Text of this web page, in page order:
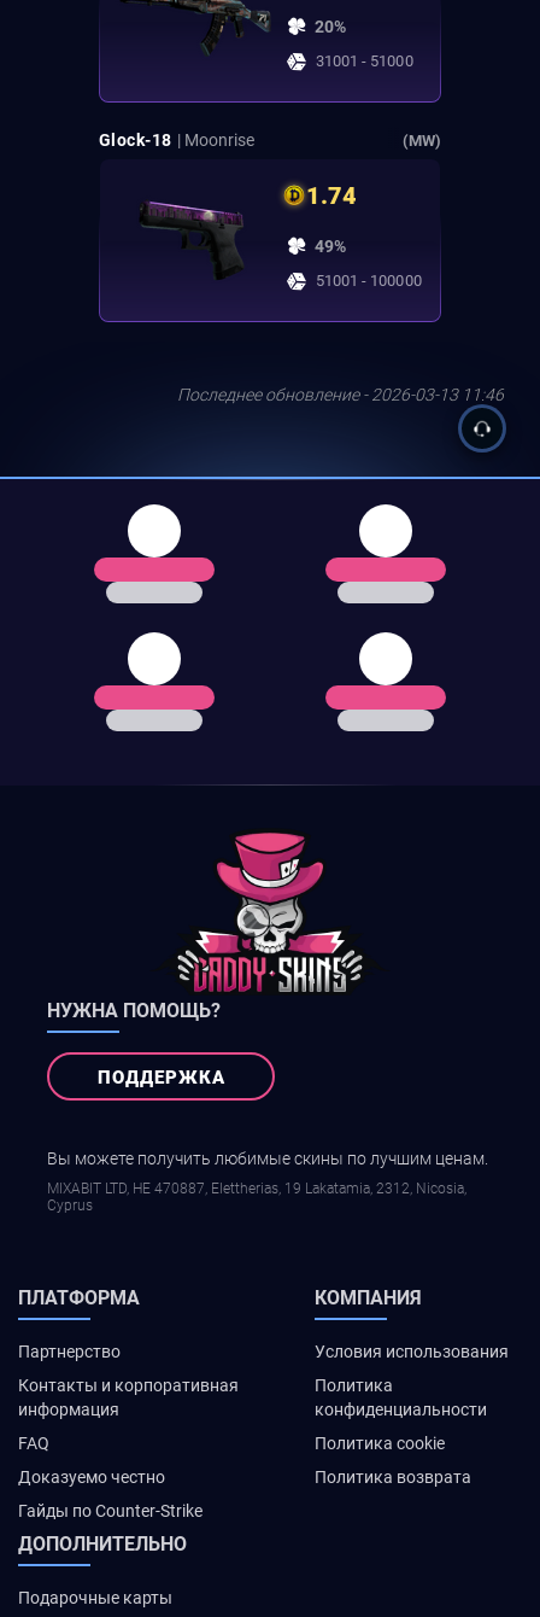
20%
31001 - 51000
Glock-18 | Moonrise (MW)
1.74
49%
51001 - 100000
Последнее обновление - 2026-03-13 11:46
НУЖНА ПОМОЩЬ?
ПОДДЕРЖКА
Вы можете получить любимые скины по лучшим ценам.
MIXABIT LTD, ΗΕ 470887, Elettherias, 19 Lakatamia, 2312, Nicosia,
Cyprus
ПЛАТФОРМА
Партнерство
Контакты и корпоративная
информация
FAQ
Доказуемо честно
Гайды по Counter-Strike
КОМПАНИЯ
Условия использования
Политика
конфиденциальности
Политика cookie
Политика возврата
ДОПОЛНИТЕЛЬНО
Подарочные карты